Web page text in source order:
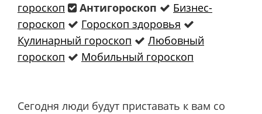
гороскоп
Антигороскоп
Бизнес-
гороскоп
Гороскоп здоровья
Кулинарный гороскоп
Любовный
гороскоп
Мобильный гороскоп
Сегодня люди будут приставать к вам со